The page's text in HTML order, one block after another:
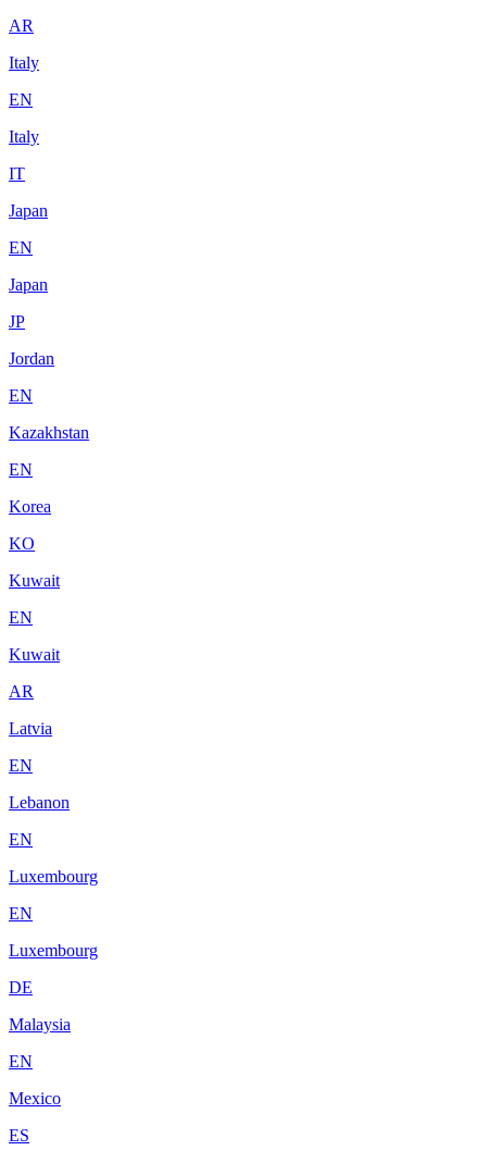
AR
Italy
EN
Italy
IT
Japan
EN
Japan
JP
Jordan
EN
Kazakhstan
EN
Korea
KO
Kuwait
EN
Kuwait
AR
Latvia
EN
Lebanon
EN
Luxembourg
EN
Luxembourg
DE
Malaysia
EN
Mexico
ES